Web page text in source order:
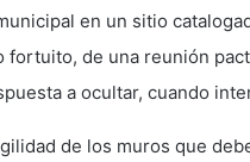
en un sitio
fortuito, de una reunión
a ocultar, cuando
de los muros que